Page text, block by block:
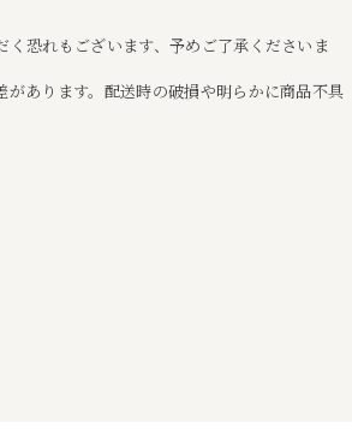
恐れもございます、予めご了承くださいま
あります。配送時の破損や明らかに商品不具